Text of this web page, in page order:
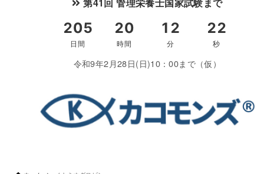
令和9年2月28日(日)10：00まで（仮）